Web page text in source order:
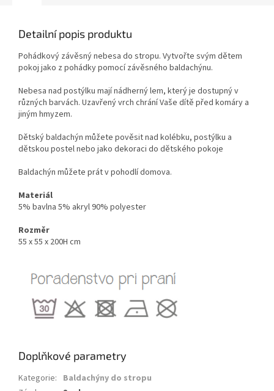
Detailní popis produktu
Pohádkový závěsný nebesa do stropu. Vytvořte svým dětem
pokoj jako z pohádky pomocí závěsného baldachýnu.
Nebesa nad postýlku mají nádherný lem, který je dostupný v
různých barvách. Uzavřený vrch chrání Vaše dítě před komáry a
jiným hmyzem.
Dětský baldachýn můžete pověsit nad kolébku, postýlku a
dětskou postel nebo jako dekoraci do dětského pokoje
Baldachýn můžete prát v pohodlí domova.
Materiál
5% bavlna 5% akryl 90% polyester
Rozměr
55 x 55 x 200H cm
Doplňkové parametry
Kategorie: Baldachýny do stropu